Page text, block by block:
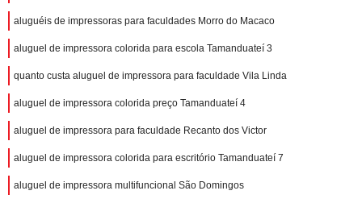
aluguéis de impressoras para faculdades Morro do Macaco
aluguel de impressora colorida para escola Tamanduateí 3
quanto custa aluguel de impressora para faculdade Vila Linda
aluguel de impressora colorida preço Tamanduateí 4
aluguel de impressora para faculdade Recanto dos Victor
aluguel de impressora colorida para escritório Tamanduateí 7
aluguel de impressora multifuncional São Domingos